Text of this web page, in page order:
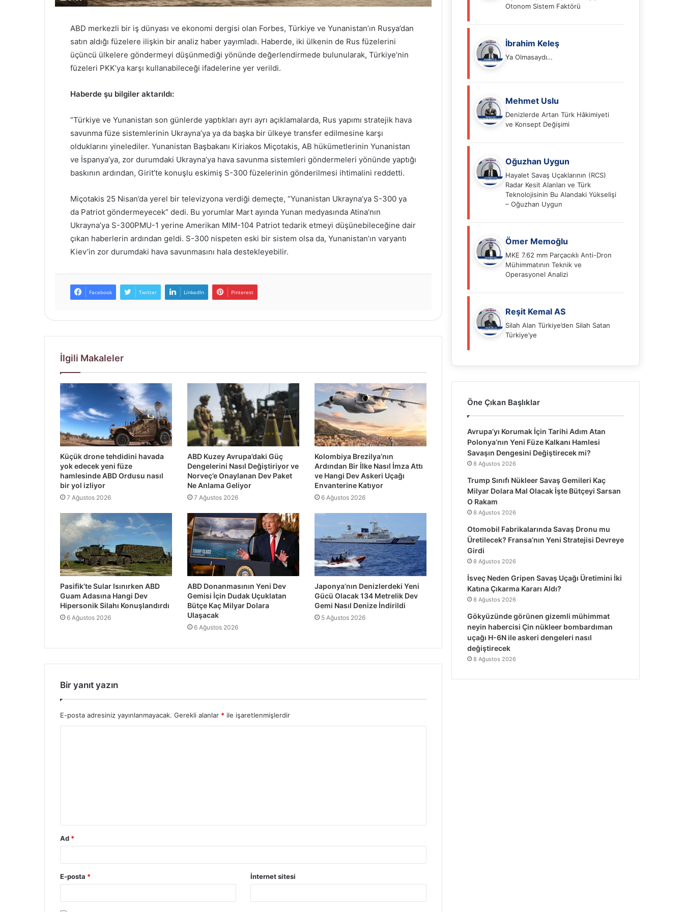
ABD merkezli bir iş dünyası ve ekonomi dergisi olan Forbes, Türkiye ve Yunanistan’ın Rusya’dan
satın aldığı füzelere ilişkin bir analiz haber yayımladı. Haberde, iki ülkenin de Rus füzelerini
üçüncü ülkelere göndermeyi düşünmediği yönünde değerlendirmede bulunularak, Türkiye’nin
füzeleri PKK’ya karşı kullanabileceği ifadelerine yer verildi.
Haberde şu bilgiler aktarıldı:
“Türkiye ve Yunanistan son günlerde yaptıkları ayrı ayrı açıklamalarda, Rus yapımı stratejik hava
savunma füze sistemlerinin Ukrayna’ya ya da başka bir ülkeye transfer edilmesine karşı
olduklarını yinelediler. Yunanistan Başbakanı Kiriakos Miçotakis, AB hükümetlerinin Yunanistan
ve İspanya’ya, zor durumdaki Ukrayna’ya hava savunma sistemleri göndermeleri yönünde yaptığı
baskının ardından, Girit’te konuşlu eskimiş S-300 füzelerinin gönderilmesi ihtimalini reddetti.
Miçotakis 25 Nisan’da yerel bir televizyona verdiği demeçte, “Yunanistan Ukrayna’ya S-300 ya
da Patriot göndermeyecek” dedi. Bu yorumlar Mart ayında Yunan medyasında Atina’nın
Ukrayna’ya S-300PMU-1 yerine Amerikan MIM-104 Patriot tedarik etmeyi düşünebileceğine dair
çıkan haberlerin ardından geldi. S-300 nispeten eski bir sistem olsa da, Yunanistan’ın varyantı
Kiev’in zor durumdaki hava savunmasını hala destekleyebilir.
Facebook Twitter LinkedIn Pinterest
İlgili Makaleler
Küçük drone tehdidini havada
yok edecek yeni füze
hamlesinde ABD Ordusu nasıl
bir yol izliyor
7 Ağustos 2026
ABD Kuzey Avrupa’daki Güç
Dengelerini Nasıl Değiştiriyor ve
Norveç’e Onaylanan Dev Paket
Ne Anlama Geliyor
7 Ağustos 2026
Kolombiya Brezilya’nın
Ardından Bir İlke Nasıl İmza Attı
ve Hangi Dev Askeri Uçağı
Envanterine Katıyor
6 Ağustos 2026
Pasifik’te Sular Isınırken ABD
Guam Adasına Hangi Dev
Hipersonik Silahı Konuşlandırdı
6 Ağustos 2026
ABD Donanmasının Yeni Dev
Gemisi İçin Dudak Uçuklatan
Bütçe Kaç Milyar Dolara
Ulaşacak
6 Ağustos 2026
Japonya’nın Denizlerdeki Yeni
Gücü Olacak 134 Metrelik Dev
Gemi Nasıl Denize İndirildi
5 Ağustos 2026
Bir yanıt yazın
E-posta adresiniz yayınlanmayacak. Gerekli alanlar * ile işaretlenmişlerdir
Ad *
E-posta * İnternet sitesi
Otonom Sistem Faktörü
İbrahim Keleş
Ya Olmasaydı…
Mehmet Uslu
Denizlerde Artan Türk Hâkimiyeti
ve Konsept Değişimi
Oğuzhan Uygun
Hayalet Savaş Uçaklarının (RCS)
Radar Kesit Alanları ve Türk
Teknolojisinin Bu Alandaki Yükselişi
– Oğuzhan Uygun
Ömer Memoğlu
MKE 7.62 mm Parçacıklı Anti-Dron
Mühimmatının Teknik ve
Operasyonel Analizi
Reşit Kemal AS
Silah Alan Türkiye’den Silah Satan
Türkiye’ye
Öne Çıkan Başlıklar
Avrupa’yı Korumak İçin Tarihi Adım Atan
Polonya’nın Yeni Füze Kalkanı Hamlesi
Savaşın Dengesini Değiştirecek mi?
8 Ağustos 2026
Trump Sınıfı Nükleer Savaş Gemileri Kaç
Milyar Dolara Mal Olacak İşte Bütçeyi Sarsan
O Rakam
8 Ağustos 2026
Otomobil Fabrikalarında Savaş Dronu mu
Üretilecek? Fransa’nın Yeni Stratejisi Devreye
Girdi
8 Ağustos 2026
İsveç Neden Gripen Savaş Uçağı Üretimini İki
Katına Çıkarma Kararı Aldı?
8 Ağustos 2026
Gökyüzünde görünen gizemli mühimmat
neyin habercisi Çin nükleer bombardıman
uçağı H-6N ile askeri dengeleri nasıl
değiştirecek
8 Ağustos 2026